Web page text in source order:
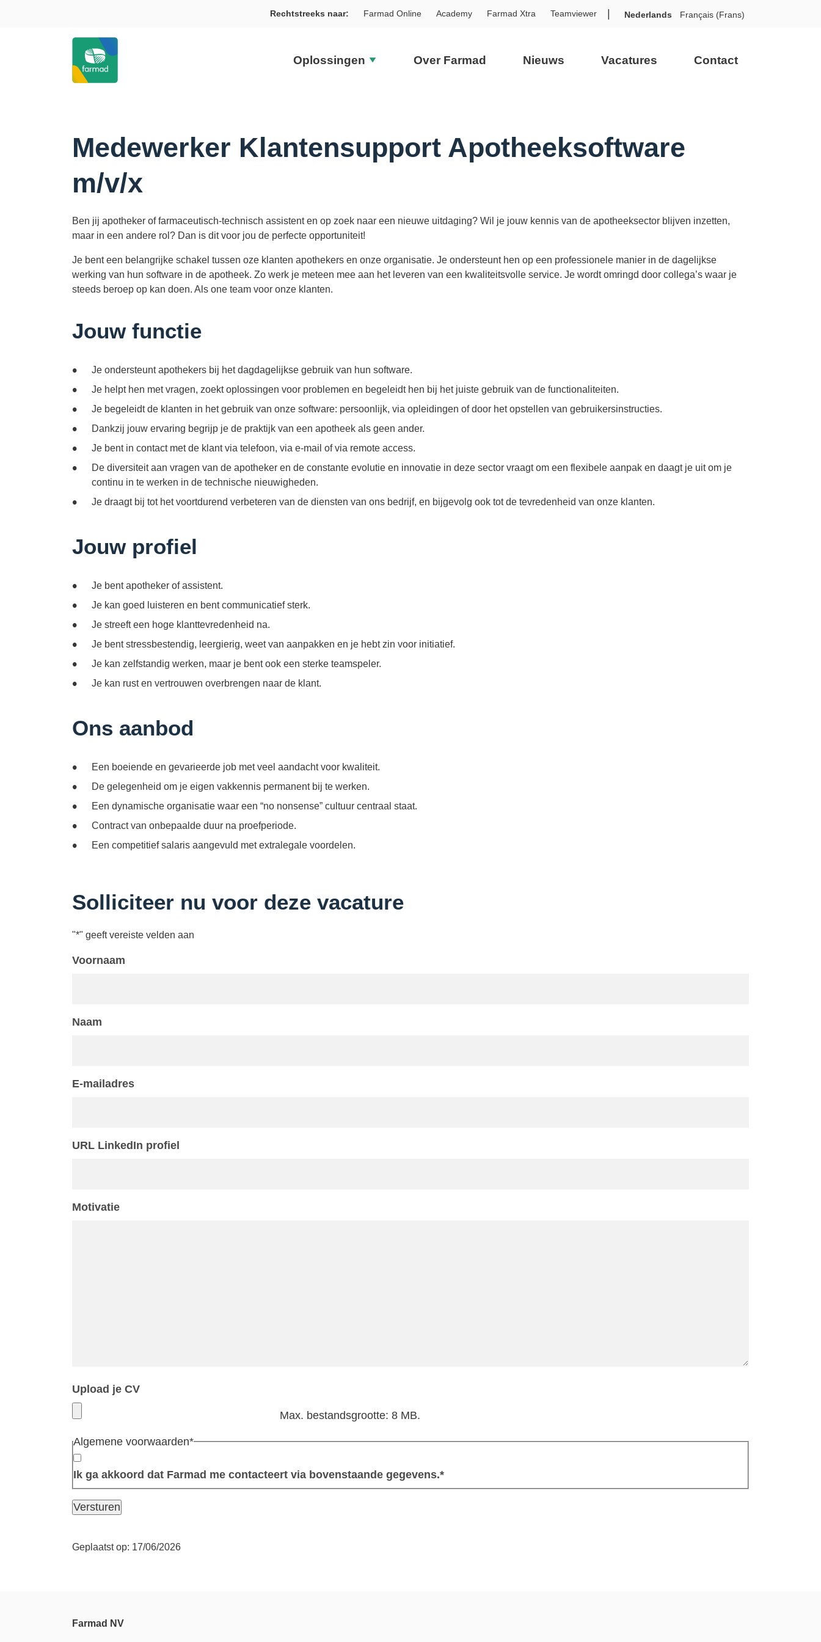
Rechtstreeks naar: Farmad Online Academy Farmad Xtra Teamviewer Nederlands Français(Frans)
Oplossingen Over Farmad Nieuws Vacatures Contact
Medewerker Klantensupport Apotheeksoftware
m/v/x
Ben jij apotheker of farmaceutisch-technisch assistent en op zoek naar een nieuwe uitdaging? Wil je jouw kennis van de apotheeksector blijven inzetten,
maar in een andere rol? Dan is dit voor jou de perfecte opportuniteit!
Je bent een belangrijke schakel tussen oze klanten apothekers en onze organisatie. Je ondersteunt hen op een professionele manier in de dagelijkse
werking van hun software in de apotheek. Zo werk je meteen mee aan het leveren van een kwaliteitsvolle service. Je wordt omringd door collega’s waar je
steeds beroep op kan doen. Als one team voor onze klanten.
Jouw functie
Je ondersteunt apothekers bij het dagdagelijkse gebruik van hun software.
Je helpt hen met vragen, zoekt oplossingen voor problemen en begeleidt hen bij het juiste gebruik van de functionaliteiten.
Je begeleidt de klanten in het gebruik van onze software: persoonlijk, via opleidingen of door het opstellen van gebruikersinstructies.
Dankzij jouw ervaring begrijp je de praktijk van een apotheek als geen ander.
Je bent in contact met de klant via telefoon, via e-mail of via remote access.
De diversiteit aan vragen van de apotheker en de constante evolutie en innovatie in deze sector vraagt om een flexibele aanpak en daagt je uit om je
continu in te werken in de technische nieuwigheden.
Je draagt bij tot het voortdurend verbeteren van de diensten van ons bedrijf, en bijgevolg ook tot de tevredenheid van onze klanten.
Jouw profiel
Je bent apotheker of assistent.
Je kan goed luisteren en bent communicatief sterk.
Je streeft een hoge klanttevredenheid na.
Je bent stressbestendig, leergierig, weet van aanpakken en je hebt zin voor initiatief.
Je kan zelfstandig werken, maar je bent ook een sterke teamspeler.
Je kan rust en vertrouwen overbrengen naar de klant.
Ons aanbod
Een boeiende en gevarieerde job met veel aandacht voor kwaliteit.
De gelegenheid om je eigen vakkennis permanent bij te werken.
Een dynamische organisatie waar een “no nonsense” cultuur centraal staat.
Contract van onbepaalde duur na proefperiode.
Een competitief salaris aangevuld met extralegale voordelen.
Solliciteer nu voor deze vacature
"*" geeft vereiste velden aan
Voornaam
Naam
E-mailadres
URL LinkedIn profiel
Motivatie
Upload je CV
Max. bestandsgrootte: 8 MB.
Algemene voorwaarden*
Ik ga akkoord dat Farmad me contacteert via bovenstaande gegevens.*
Versturen
Geplaatst op: 17/06/2026
Farmad NV